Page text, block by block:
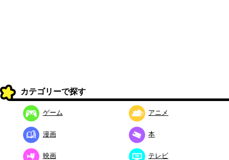
カテゴリーで探す
ゲーム アニメ
漫画 本
映画 テレビ